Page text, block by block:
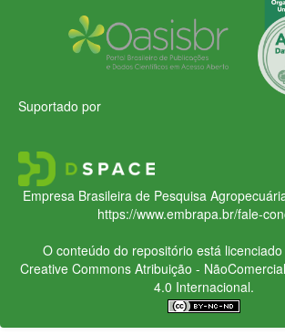
Suportado por
Empresa Brasileira de Pesquisa
https://www.embrapa.br/fale-
O conteúdo do repositório está
Creative CommonsAtribuição -
4.0 Internacional.